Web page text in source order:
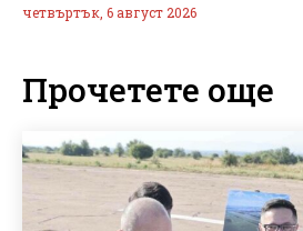
четвъртък, 6 август 2026
Прочетете още